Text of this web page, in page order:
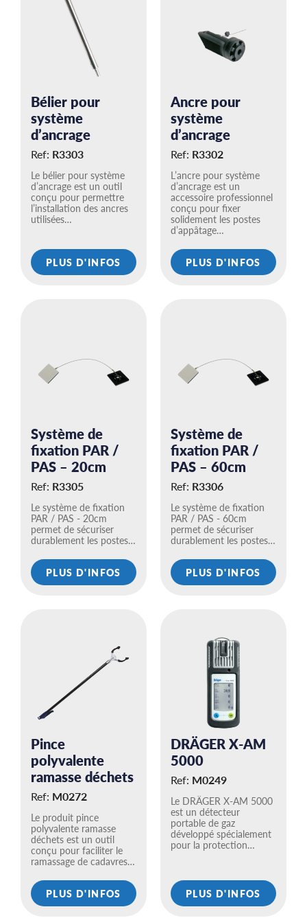
Bélier pour
système
d’ancrage
Ref: R3303
Le bélier pour système
d’ancrage est un outil
conçu pour permettre
l’installation des ancres
utilisées…
PLUS D'INFOS
Ancre pour
système
d’ancrage
Ref: R3302
L’ancre pour système
d’ancrage est un
accessoire professionnel
conçu pour fixer
solidement les postes
d’appâtage…
PLUS D'INFOS
Système de
fixation PAR /
PAS – 20cm
Ref: R3305
Le système de fixation
PAR / PAS - 20cm
permet de sécuriser
durablement les postes…
PLUS D'INFOS
Système de
fixation PAR /
PAS – 60cm
Ref: R3306
Le système de fixation
PAR / PAS - 60cm
permet de sécuriser
durablement les postes…
PLUS D'INFOS
Pince
polyvalente
ramasse déchets
Ref: M0272
Le produit pince
polyvalente ramasse
déchets est un outil
conçu pour faciliter le
ramassage de cadavres…
PLUS D'INFOS
DRÄGER X-AM
5000
Ref: M0249
Le DRÄGER X-AM 5000
est un détecteur
portable de gaz
développé spécialement
pour la protection…
PLUS D'INFOS